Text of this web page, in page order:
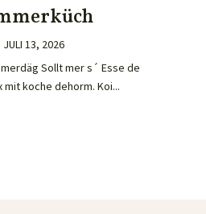
JULI 13, 2026
Sollt mer s´ Esse de
koche dehorm. Koi...